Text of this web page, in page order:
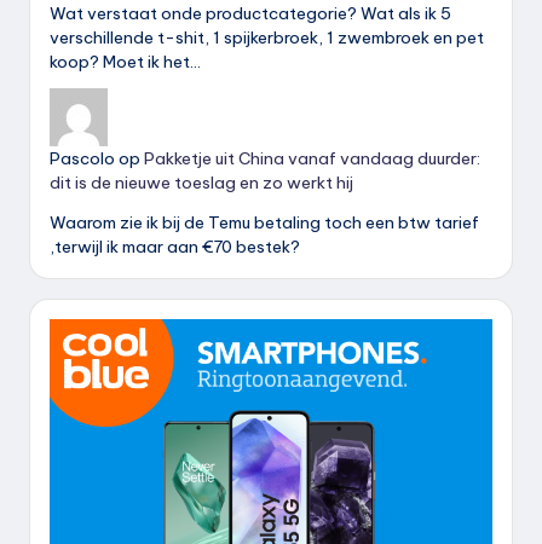
Wat verstaat onde productcategorie? Wat als ik 5
verschillende t-shit, 1 spijkerbroek, 1 zwembroek en pet
koop? Moet ik het…
Pascolo op Pakketje uit China vanaf vandaag duurder:
dit is de nieuwe toeslag en zo werkt hij
Waarom zie ik bij de Temu betaling toch een btw tarief
,terwijl ik maar aan €70 bestek?